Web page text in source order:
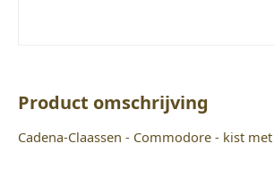
Product omschrijving
Cadena-Claassen - Commodore - kist